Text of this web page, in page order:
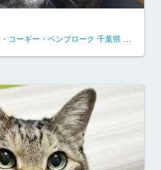
コーギー・ペンブローク 千葉県